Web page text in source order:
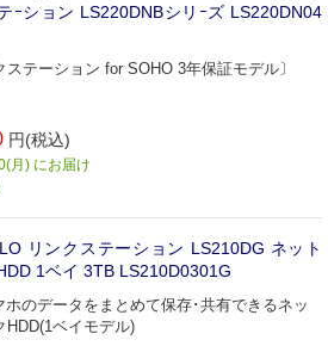
ｰション LS220DNBシリｰズ LS220DN04
ステーション for SOHO 3年保証モデル〕
円(税込)
月) にお届け
リンクステーション LS210DG ネット
1ベイ 3TB LS210D0301G
ホのデータをまとめて保存･共有できるネッ
HDD(1ベイモデル)